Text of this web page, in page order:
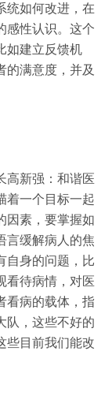
统如何改进，在
感性认识。这个
如建立反馈机
的满意度，并及
高新强：和谐医
着一个目标一起
因素，要掌握如
言缓解病人的焦
自身的问题，比
看待病情，对医
看病的载体，指
队，这些不好的
些目前我们能改